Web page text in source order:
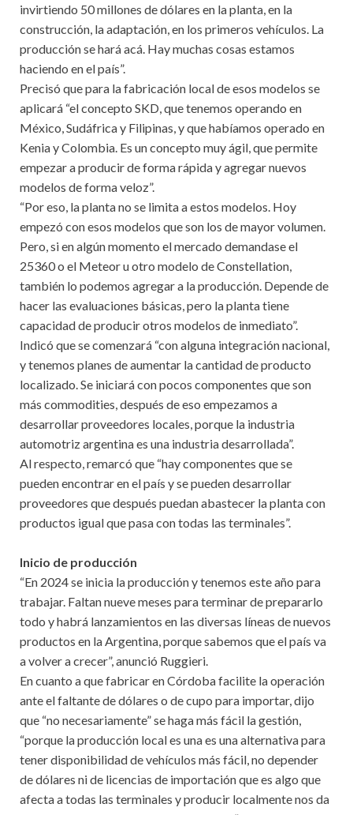
invirtiendo 50 millones de dólares en la planta, en la
construcción, la adaptación, en los primeros vehículos. La
producción se hará acá. Hay muchas cosas estamos
haciendo en el país”.
Precisó que para la fabricación local de esos modelos se
aplicará “el concepto SKD, que tenemos operando en
México, Sudáfrica y Filipinas, y que habíamos operado en
Kenia y Colombia. Es un concepto muy ágil, que permite
empezar a producir de forma rápida y agregar nuevos
modelos de forma veloz”.
“Por eso, la planta no se limita a estos modelos. Hoy
empezó con esos modelos que son los de mayor volumen.
Pero, si en algún momento el mercado demandase el
25360 o el Meteor u otro modelo de Constellation,
también lo podemos agregar a la producción. Depende de
hacer las evaluaciones básicas, pero la planta tiene
capacidad de producir otros modelos de inmediato”.
Indicó que se comenzará “con alguna integración nacional,
y tenemos planes de aumentar la cantidad de producto
localizado. Se iniciará con pocos componentes que son
más commodities, después de eso empezamos a
desarrollar proveedores locales, porque la industria
automotriz argentina es una industria desarrollada”.
Al respecto, remarcó que “hay componentes que se
pueden encontrar en el país y se pueden desarrollar
proveedores que después puedan abastecer la planta con
productos igual que pasa con todas las terminales”.
Inicio de producción
“En 2024 se inicia la producción y tenemos este año para
trabajar. Faltan nueve meses para terminar de prepararlo
todo y habrá lanzamientos en las diversas líneas de nuevos
productos en la Argentina, porque sabemos que el país va
a volver a crecer”, anunció Ruggieri.
En cuanto a que fabricar en Córdoba facilite la operación
ante el faltante de dólares o de cupo para importar, dijo
que “no necesariamente” se haga más fácil la gestión,
“porque la producción local es una es una alternativa para
tener disponibilidad de vehículos más fácil, no depender
de dólares ni de licencias de importación que es algo que
afecta a todas las terminales y producir localmente nos da